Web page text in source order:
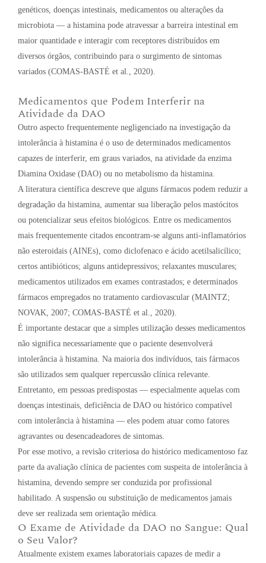
genéticos, doenças intestinais, medicamentos ou alterações da
microbiota — a histamina pode atravessar a barreira intestinal em
maior quantidade e interagir com receptores distribuídos em
diversos órgãos, contribuindo para o surgimento de sintomas
variados (COMAS-BASTÉ et al., 2020).
Medicamentos que Podem Interferir na
Atividade da DAO
Outro aspecto frequentemente negligenciado na investigação da
intolerância à histamina é o uso de determinados medicamentos
capazes de interferir, em graus variados, na atividade da enzima
Diamina Oxidase (DAO) ou no metabolismo da histamina.
A literatura científica descreve que alguns fármacos podem reduzir a
degradação da histamina, aumentar sua liberação pelos mastócitos
ou potencializar seus efeitos biológicos. Entre os medicamentos
mais frequentemente citados encontram-se alguns anti-inflamatórios
não esteroidais (AINEs), como diclofenaco e ácido acetilsalicílico;
certos antibióticos; alguns antidepressivos; relaxantes musculares;
medicamentos utilizados em exames contrastados; e determinados
fármacos empregados no tratamento cardiovascular (MAINTZ;
NOVAK, 2007; COMAS-BASTÉ et al., 2020).
É importante destacar que a simples utilização desses medicamentos
não significa necessariamente que o paciente desenvolverá
intolerância à histamina. Na maioria dos indivíduos, tais fármacos
são utilizados sem qualquer repercussão clínica relevante.
Entretanto, em pessoas predispostas — especialmente aquelas com
doenças intestinais, deficiência de DAO ou histórico compatível
com intolerância à histamina — eles podem atuar como fatores
agravantes ou desencadeadores de sintomas.
Por esse motivo, a revisão criteriosa do histórico medicamentoso faz
parte da avaliação clínica de pacientes com suspeita de intolerância à
histamina, devendo sempre ser conduzida por profissional
habilitado. A suspensão ou substituição de medicamentos jamais
deve ser realizada sem orientação médica.
O Exame de Atividade da DAO no Sangue: Qual
o Seu Valor?
Atualmente existem exames laboratoriais capazes de medir a